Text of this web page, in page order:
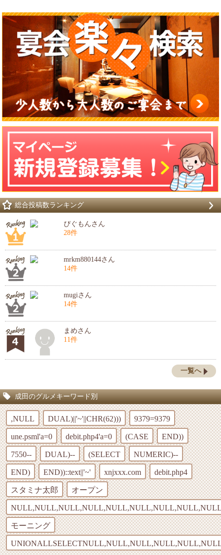
総合投稿数ランキング
ぴぐもんさん
28件
mrkm880144さん
14件
mugiさん
14件
まめさん
11件
一覧へ
成田のグルメキーワード別
,NULL DUAL)||'~'||CHR(62))) 9379=9379
une.psml'a=0 debit.php4'a=0 (CASE END))
7550-- DUAL)-- (SELECT NUMERIC)--
END) END))::text||'~' xnjxxx.com debit.php4
スタミナ太郎 オープン
モーニング